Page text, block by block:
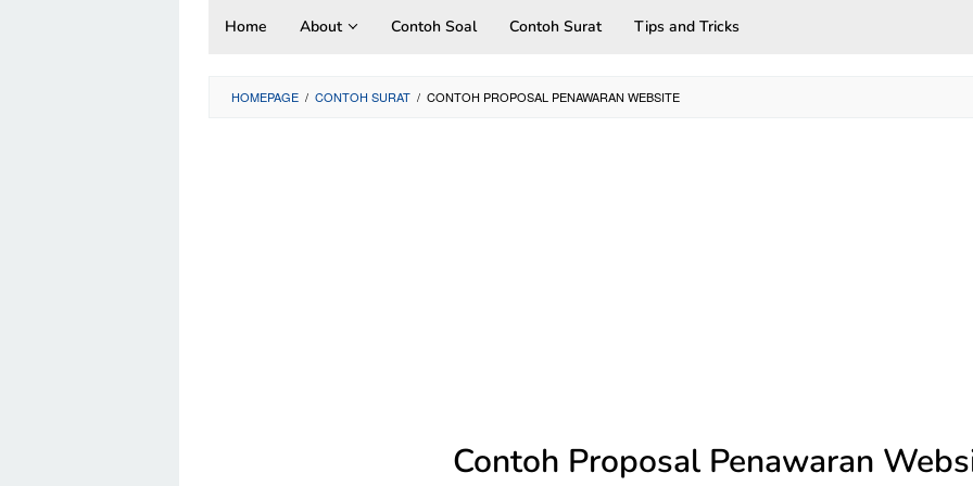
Home About Contoh Soal Contoh Surat Tips and Tricks
HOMEPAGE / CONTOH SURAT / CONTOH PROPOSAL PENAWARAN WEBSITE
Contoh Proposal Penawaran